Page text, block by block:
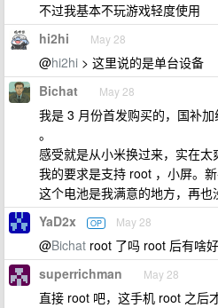
不过我基本不玩游戏轻度使用
hi2hi May 28
@hi2hi > 这里说的是单台设备
Bichat May 28
我是 3 月份首发购买的，国补
。
感受就是从小米换过来，实在太
我的要求是支持 root ，小屏。
这个电池是我满意的地方，再也
YaD2x OP May 28
@Bichat root 了吗 root 后有啥
superrichman May 28
直接 root 吧，这手机 root 之后